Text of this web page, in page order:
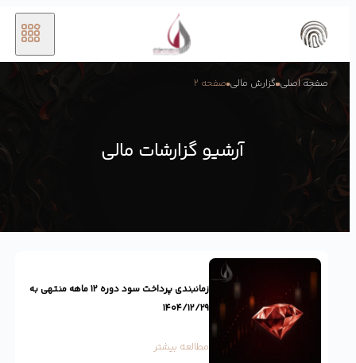
صفحه اصلی گزارش مالی صفحه 2
آرشیو گزارشات مالی
زمانبندی پرداخت سود دوره ۱۲ ماهه منتهی به
۱۴۰۴/۱۲/۲۹
مطالعه بیشتر